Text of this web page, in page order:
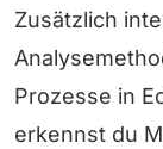
Zusätzlich
Prozesse in
erkennst du